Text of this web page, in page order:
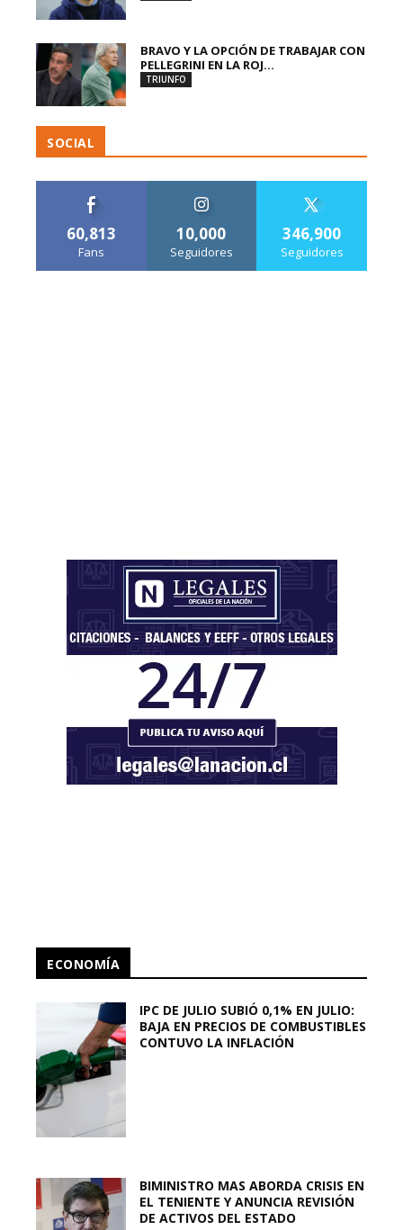
BRAVO Y LA OPCIÓN DE TRABAJAR CON
PELLEGRINI EN LA ROJ...
TRIUNFO
SOCIAL
60,813
Fans
10,000
Seguidores
346,900
Seguidores
ECONOMÍA
IPC DE JULIO SUBIÓ 0,1% EN JULIO:
BAJA EN PRECIOS DE COMBUSTIBLES
CONTUVO LA INFLACIÓN
BIMINISTRO MAS ABORDA CRISIS EN
EL TENIENTE Y ANUNCIA REVISIÓN
DE ACTIVOS DEL ESTADO